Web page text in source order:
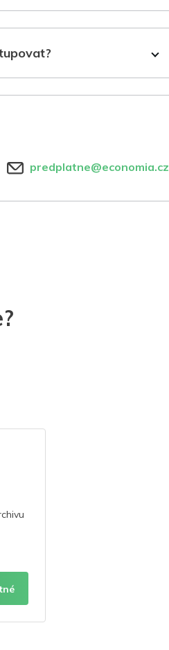
predplatne@economia.cz